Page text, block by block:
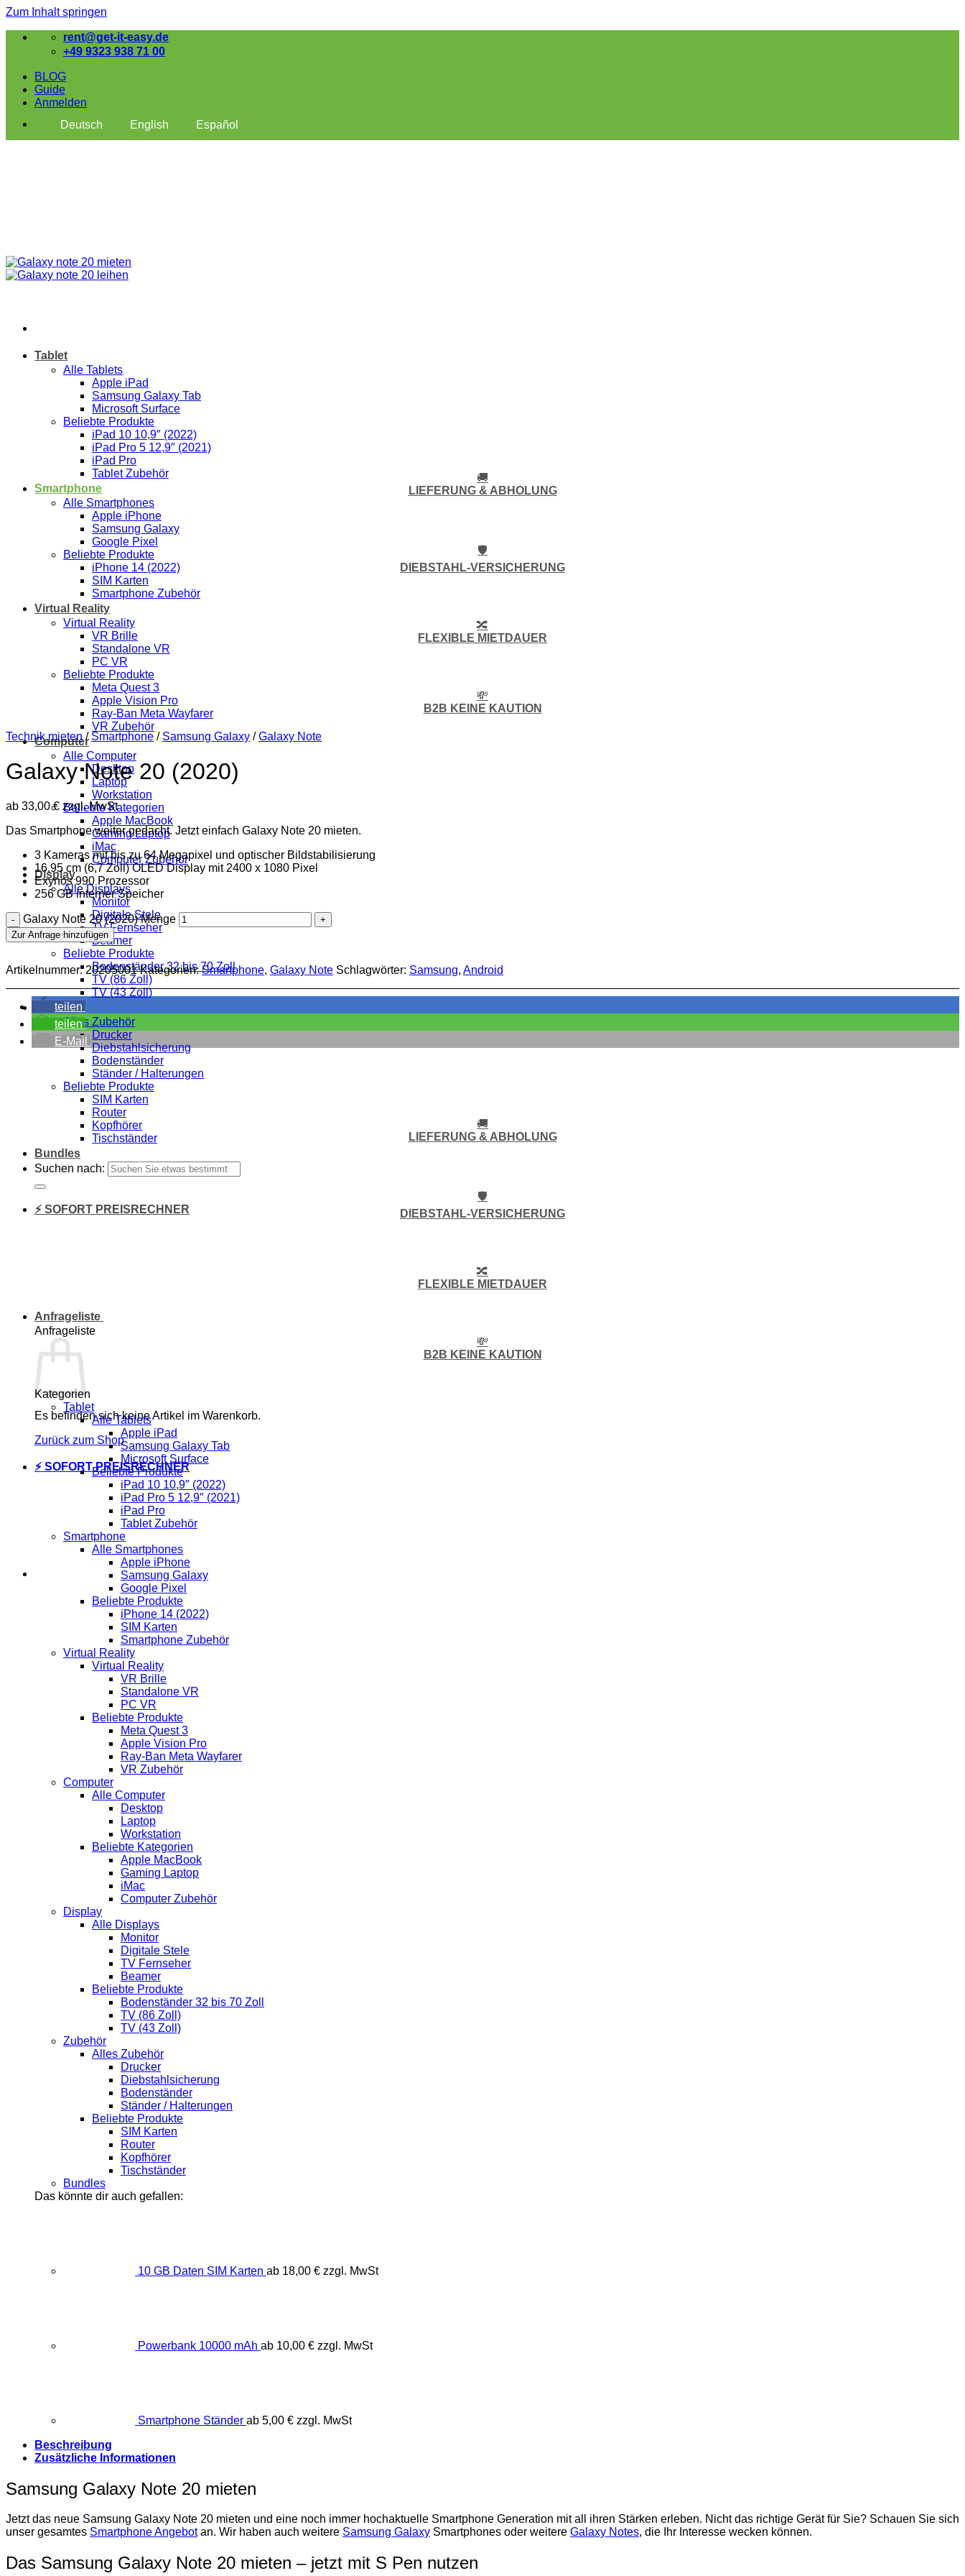
Zum Inhalt springen
rent@get-it-easy.de
+49 9323 938 71 00
BLOG
Guide
Anmelden
Deutsch
English Español
Tablet
Alle Tablets
Apple iPad
Samsung Galaxy Tab
Microsoft Surface
Beliebte Produkte
iPad 10 10,9″ (2022)
iPad Pro 5 12,9″ (2021)
iPad Pro
Tablet Zubehör
Smartphone
Alle Smartphones
Apple iPhone
Samsung Galaxy
Google Pixel
Beliebte Produkte
iPhone 14 (2022)
SIM Karten
Smartphone Zubehör
Virtual Reality
Virtual Reality
VR Brille
Standalone VR
PC VR
Beliebte Produkte
Meta Quest 3
Apple Vision Pro
Ray-Ban Meta Wayfarer
VR Zubehör
Computer
Alle Computer
Desktop
Laptop
Workstation
Beliebte Kategorien
Apple MacBook
Gaming Laptop
iMac
Computer Zubehör
Display
Alle Displays
Monitor
Digitale Stele
TV Fernseher
Beamer
Beliebte Produkte
Bodenständer 32 bis 70 Zoll
TV (86 Zoll)
TV (43 Zoll)
Zubehör
Alles Zubehör
Drucker
Diebstahlsicherung
Bodenständer
Ständer / Halterungen
Beliebte Produkte
SIM Karten
Router
Kopfhörer
Tischständer
Bundles
Suchen nach:
⚡ SOFORT PREISRECHNER
Anfrageliste
Anfrageliste
Es befinden sich keine Artikel im Warenkorb.
Zurück zum Shop
⚡ SOFORT PREISRECHNER
🚚
LIEFERUNG & ABHOLUNG
🛡️
DIEBSTAHL-VERSICHERUNG
🔀
FLEXIBLE MIETDAUER
💸
B2B KEINE KAUTION
Technik mieten / Smartphone / Samsung Galaxy / Galaxy Note
Galaxy Note 20 (2020)
ab 33,00€ zzgl. MwSt
Das Smartphone weiter gedacht. Jetzt einfach Galaxy Note 20 mieten.
3 Kameras mit bis zu 64 Megapixel und optischer Bildstabilisierung
16,95 cm (6,7 Zoll) OLED Display mit 2400 x 1080 Pixel
Exynos 990 Prozessor
256 GB interner Speicher
Galaxy Note 20 (2020) Menge
Zur Anfrage hinzufügen
Artikelnummer:20205001 Kategorien:Smartphone, Galaxy Note Schlagwörter: Samsung, Android
teilen
teilen
E-Mail
🚚
LIEFERUNG & ABHOLUNG
🛡️
DIEBSTAHL-VERSICHERUNG
🔀
FLEXIBLE MIETDAUER
💸
B2B KEINE KAUTION
Kategorien
Tablet
Alle Tablets
Apple iPad
Samsung Galaxy Tab
Microsoft Surface
Beliebte Produkte
iPad 10 10,9″ (2022)
iPad Pro 5 12,9″ (2021)
iPad Pro
Tablet Zubehör
Smartphone
Alle Smartphones
Apple iPhone
Samsung Galaxy
Google Pixel
Beliebte Produkte
iPhone 14 (2022)
SIM Karten
Smartphone Zubehör
Virtual Reality
Virtual Reality
VR Brille
Standalone VR
PC VR
Beliebte Produkte
Meta Quest 3
Apple Vision Pro
Ray-Ban Meta Wayfarer
VR Zubehör
Computer
Alle Computer
Desktop
Laptop
Workstation
Beliebte Kategorien
Apple MacBook
Gaming Laptop
iMac
Computer Zubehör
Display
Alle Displays
Monitor
Digitale Stele
TV Fernseher
Beamer
Beliebte Produkte
Bodenständer 32 bis 70 Zoll
TV (86 Zoll)
TV (43 Zoll)
Zubehör
Alles Zubehör
Drucker
Diebstahlsicherung
Bodenständer
Ständer / Halterungen
Beliebte Produkte
SIM Karten
Router
Kopfhörer
Tischständer
Bundles
Das könnte dir auch gefallen:
10 GB Daten SIM Karten ab 18,00 € zzgl. MwSt
Powerbank 10000 mAh ab 10,00 € zzgl. MwSt
Smartphone Ständer ab 5,00 € zzgl. MwSt
Beschreibung
Zusätzliche Informationen
Samsung Galaxy Note 20 mieten
Jetzt das neue Samsung Galaxy Note 20 mieten und eine noch immer hochaktuelle Smartphone Generation mit all ihren Stärken erleben. Nicht das richtige Gerät für Sie? Schauen Sie sich
unser gesamtes Smartphone Angebotan. Wir haben auch weitere Samsung Galaxy Smartphones oder weitere Galaxy Notes, die Ihr Interesse wecken können.
Das Samsung Galaxy Note 20 mieten – jetzt mit S Pen nutzen